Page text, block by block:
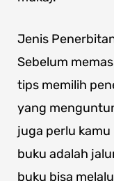
Jenis
Sebelum
tips memilih
yang
juga perlu
buku adalah
buku bisa